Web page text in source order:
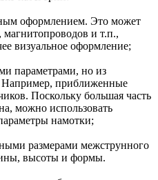
оформлением. Это может
и т.п.,
визуальное оформление;
параметрами, но из
приближенные
Поскольку большая часть
можно использовать
намотки;
размерами межструнного
высоты и формы.